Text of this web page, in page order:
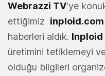
Webrazzi TV'ye
ettiğimiz inploid.com
haberleri aldık. Inploid
üretimini tetiklemeyi ve
olduğu bilgileri